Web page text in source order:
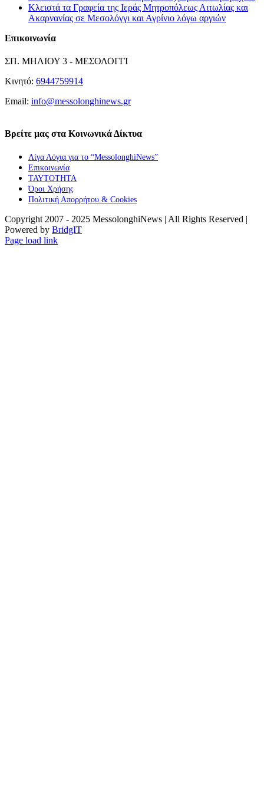
Κλειστά τα Γραφεία της Ιεράς Μητροπόλεως Αιτωλίας και
Ακαρνανίας σε Μεσολόγγι και Αγρίνιο λόγω αργιών
Επικοινωνία
ΣΠ. ΜΗΛΙΟΥ 3 - ΜΕΣΟΛΟΓΓΙ
Κινητό: 6944759914
Email: info@messolonghinews.gr
Βρείτε μας στα Κοινωνικά Δίκτυα
Λίγα Λόγια για το “MessolonghiNews”
Επικοινωνία
ΤΑΥΤΟΤΗΤΑ
Όροι Χρήσης
Πολιτική Απορρήτου & Cookies
Copyright 2007 - 2025 MessolonghiNews | All Rights Reserved |
Powered by BridgIT
YouTube
Facebook
Instagram
Page load link